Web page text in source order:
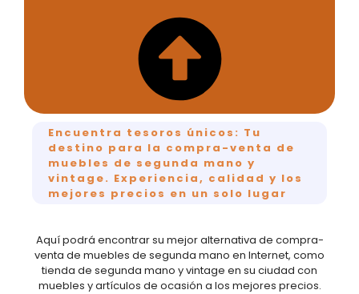
Encuentra tesoros únicos: Tu
destino para la compra-venta de
muebles de segunda mano y
vintage. Experiencia, calidad y los
mejores precios en un solo lugar
Aquí podrá encontrar su mejor alternativa de compra-
venta de muebles de segunda mano en Internet, como
tienda de segunda mano y vintage en su ciudad con
muebles y artículos de ocasión a los mejores precios.